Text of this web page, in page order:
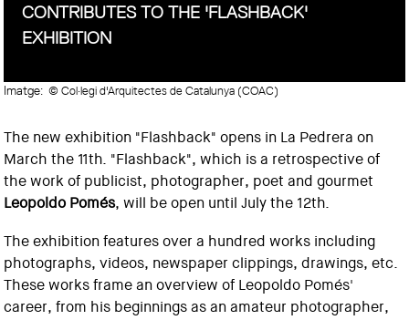
CONTRIBUTES TO THE 'FLASHBACK'
EXHIBITION
Imatge: © Col·legi d'Arquitectes de Catalunya (COAC)
The new exhibition "Flashback" opens in La Pedrera on
March the 11th. "Flashback", which is a retrospective of
the work of publicist, photographer, poet and gourmet
Leopoldo Pomés, will be open until July the 12th.
The exhibition features over a hundred works including
photographs, videos, newspaper clippings, drawings, etc.
These works frame an overview of Leopoldo Pomés'
career, from his beginnings as an amateur photographer,